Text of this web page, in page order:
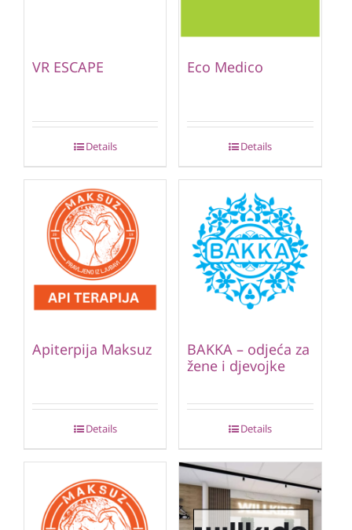
VR ESCAPE
Details
Eco Medico
Details
Apiterpija Maksuz
Details
BAKKA – odjeća za
žene i djevojke
Details